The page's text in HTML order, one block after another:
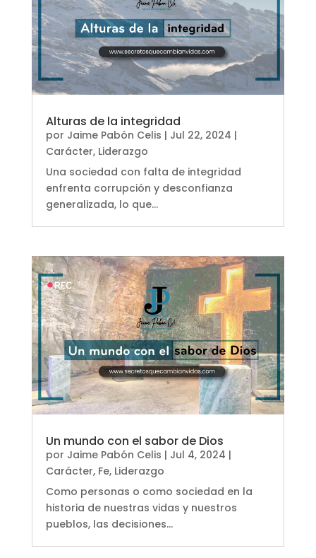
Alturas de la integridad
por Jaime Pabón Celis | Jul 22, 2024 |
Carácter, Liderazgo
Una sociedad con falta de integridad
enfrenta corrupción y desconfianza
generalizada, lo que...
Un mundo con el sabor de Dios
por Jaime Pabón Celis | Jul 4, 2024 |
Carácter, Fe, Liderazgo
Como personas o como sociedad en la
historia de nuestras vidas y nuestros
pueblos, las decisiones...